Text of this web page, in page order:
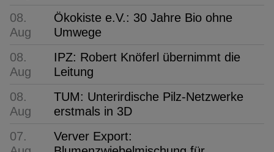
08.
Aug
Ökokiste e.V.: 30 Jahre Bio ohne
Umwege
08.
Aug
IPZ: Robert Knöferl übernimmt die
Leitung
08.
Aug
TUM: Unterirdische Pilz-Netzwerke
erstmals in 3D
07.
Verver Export: